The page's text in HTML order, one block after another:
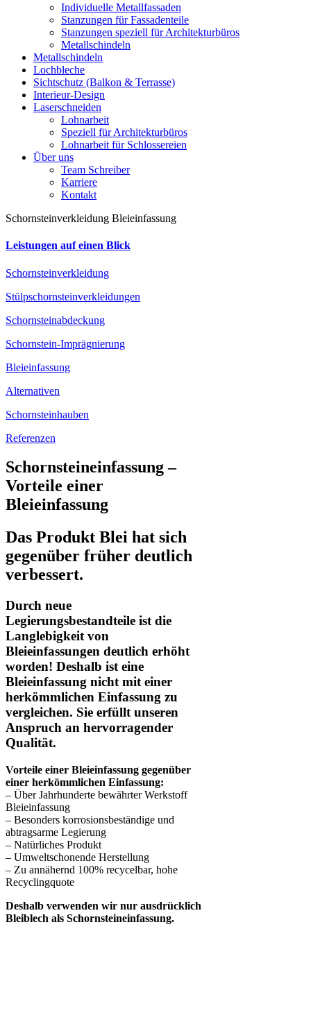
Individuelle Metallfassaden
Stanzungen für Fassadenteile
Stanzungen speziell für Architekturbüros
Metallschindeln
Metallschindeln
Lochbleche
Sichtschutz (Balkon & Terrasse)
Interieur-Design
Laserschneiden
Lohnarbeit
Speziell für Architekturbüros
Lohnarbeit für Schlossereien
Über uns
Team Schreiber
Karriere
Kontakt
Schornsteinverkleidung Bleieinfassung
Leistungen auf einen Blick
Schornsteinverkleidung
Stülpschornsteinverkleidungen
Schornsteinabdeckung
Schornstein-Imprägnierung
Bleieinfassung
Alternativen
Schornsteinhauben
Referenzen
Schornsteineinfassung –
Vorteile einer
Bleieinfassung
Das Produkt Blei hat sich
gegenüber früher deutlich
verbessert.
Durch neue
Legierungsbestandteile ist die
Langlebigkeit von
Bleieinfassungen deutlich erhöht
worden! Deshalb ist eine
Bleieinfassung nicht mit einer
herkömmlichen Einfassung zu
vergleichen. Sie erfüllt unseren
Anspruch an hervorragender
Qualität.
Vorteile einer Bleieinfassung gegenüber
einer herkömmlichen Einfassung:
– Über Jahrhunderte bewährter Werkstoff
Bleieinfassung
– Besonders korrosionsbeständige und
abtragsarme Legierung
– Natürliches Produkt
– Umweltschonende Herstellung
– Zu annähernd 100% recycelbar, hohe
Recyclingquote
Deshalb verwenden wir nur ausdrücklich
Bleiblech als Schornsteineinfassung.